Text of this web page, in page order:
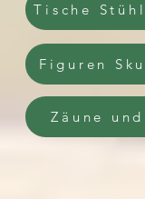
Tische
Figuren
Zäune